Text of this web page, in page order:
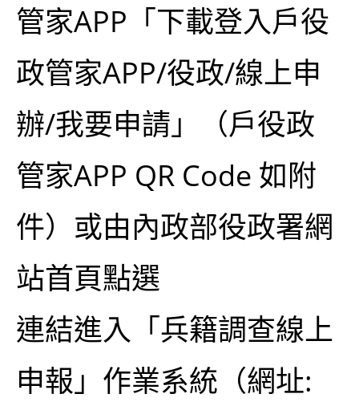
管家APP「下載登入戶役
政管家APP/役政/線上申
辦/我要申請」（戶役政
管家APP QR Code 如附
件）或由內政部役政署網
站首頁點選
連結進入「兵籍調查線上
申報」作業系統（網址: